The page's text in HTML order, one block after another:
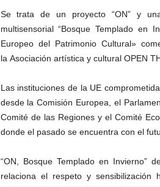
Se trata de un proyecto “ON” y
multisensorial “Bosque Templado en
Europeo del Patrimonio Cultural»
la Asociación artística y cultural OPEN
Las instituciones de la UE
desde la Comisión Europea, el
Comité de las Regiones y el Comité
donde el pasado se encuentra con el
“ON, Bosque Templado en Invierno”
relaciona el respeto y sensibilización